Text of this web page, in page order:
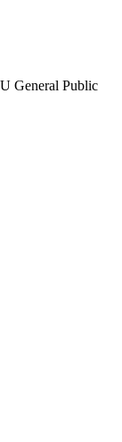
General Public